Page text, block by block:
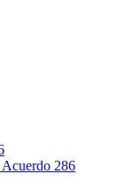
286